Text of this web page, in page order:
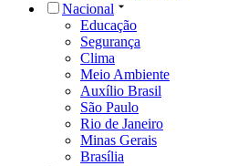
Nacional
Educação
Segurança
Clima
Meio Ambiente
Auxílio Brasil
São Paulo
Rio de Janeiro
Minas Gerais
Brasília